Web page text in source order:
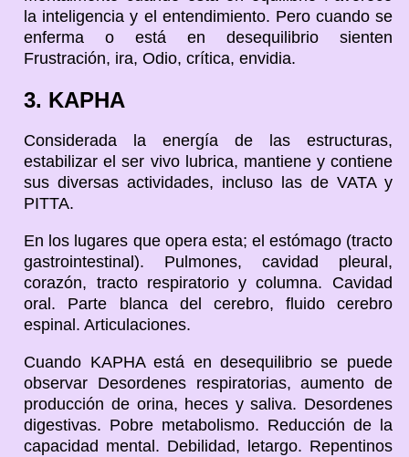
la inteligencia y el entendimiento. Pero cuando se
enferma o está en desequilibrio sienten
Frustración, ira, Odio, crítica, envidia.
3. KAPHA
Considerada la energía de las estructuras,
estabilizar el ser vivo lubrica, mantiene y contiene
sus diversas actividades, incluso las de VATA y
PITTA.
En los lugares que opera esta; el estómago (tracto
gastrointestinal). Pulmones, cavidad pleural,
corazón, tracto respiratorio y columna. Cavidad
oral. Parte blanca del cerebro, fluido cerebro
espinal. Articulaciones.
Cuando KAPHA está en desequilibrio se puede
observar Desordenes respiratorias, aumento de
producción de orina, heces y saliva. Desordenes
digestivas. Pobre metabolismo. Reducción de la
capacidad mental. Debilidad, letargo. Repentinos